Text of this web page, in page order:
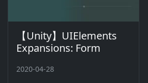
【Unity】UIElements
Expansions: Form
2020-04-28